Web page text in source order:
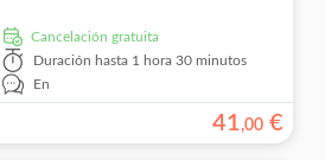
cancelación gratuita
Duración hasta 1 hora 30 minutos
En
41,00 €